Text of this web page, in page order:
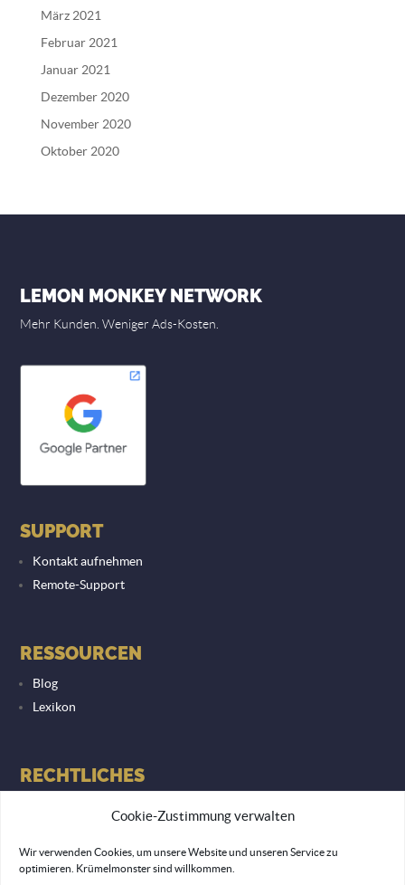
Cookie-Zustimmung verwalten
Wir verwenden Cookies, um unsere Website und unseren Service zu
optimieren. Krümelmonster sind willkommen.
März 2021
Februar 2021
Januar 2021
Dezember 2020
November 2020
Oktober 2020
LEMON MONKEY NETWORK
Mehr Kunden. Weniger Ads-Kosten.
SUPPORT
Kontakt aufnehmen
Remote-Support
RESSOURCEN
Blog
Lexikon
RECHTLICHES